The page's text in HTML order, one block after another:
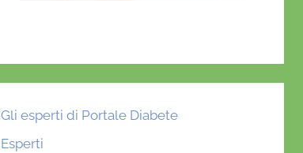
Gli esperti di Portale Diabete
Esperti